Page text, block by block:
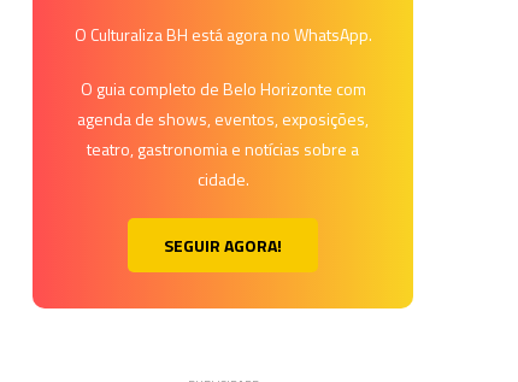
O Culturaliza BH está agora no WhatsApp.
O guia completo de Belo Horizonte com
agenda de shows, eventos, exposições,
teatro, gastronomia e notícias sobre a
cidade.
SEGUIR AGORA!